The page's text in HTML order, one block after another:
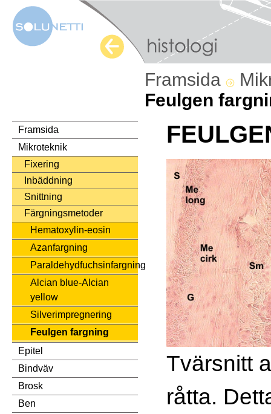
Framsida
Feulgen
Framsida
Mikroteknik
Fixering
Inbäddning
Snittning
Färgningsmetoder
Hematoxylin-eosin
Azanfargning
Paraldehydfuchsinfargning
Alcian blue-Alcian
yellow
Silverimpregnering
Feulgen fargning
Epitel
Bindväv
Brosk
Ben
Tvärsnitt
råtta.